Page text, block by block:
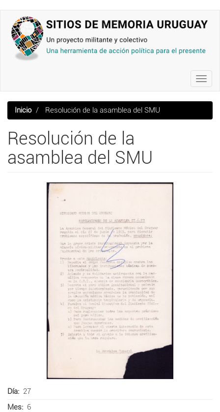
contenido
principal
Inicio Resolución de la asamblea del SMU
Resolución de la
asamblea del SMU
Día
27
Mes
6